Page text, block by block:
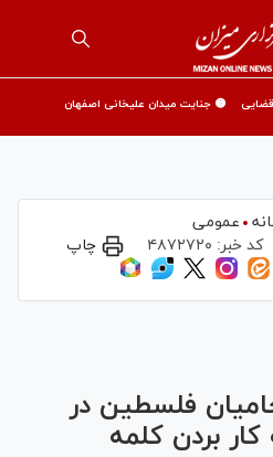
🟡 جنایت میدان علیخانی اصفهان
عمومی
کد خبر: ۴۸۷۲۷۲۰ چاپ
Video
نفر از حامیان فلسطین در
بردن کلمه